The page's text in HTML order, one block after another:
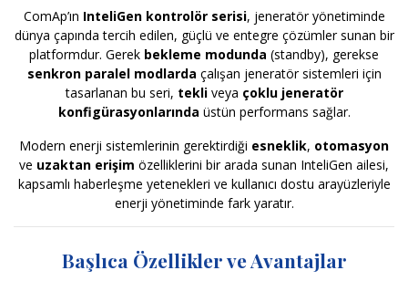
ComAp’ın InteliGen kontrolör serisi, jeneratör yönetiminde
dünya çapında tercih edilen, güçlü ve entegre çözümler sunan bir
platformdur. Gerek bekleme modunda (standby), gerekse
senkron paralel modlarda çalışan jeneratör sistemleri için
tasarlanan bu seri, tekliveya çoklu jeneratör
konfigürasyonlarında üstün performans sağlar.
Modern enerji sistemlerinin gerektirdiği esneklik, otomasyon
ve uzaktan erişim özelliklerini bir arada sunan InteliGen ailesi,
kapsamlı haberleşme yetenekleri ve kullanıcı dostu arayüzleriyle
enerji yönetiminde fark yaratır.
Başlıca Özellikler ve Avantajlar